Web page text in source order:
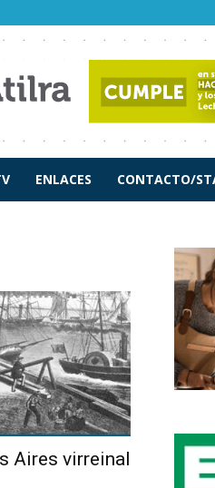
ENLACES CONTACTO/
Aires virreinal